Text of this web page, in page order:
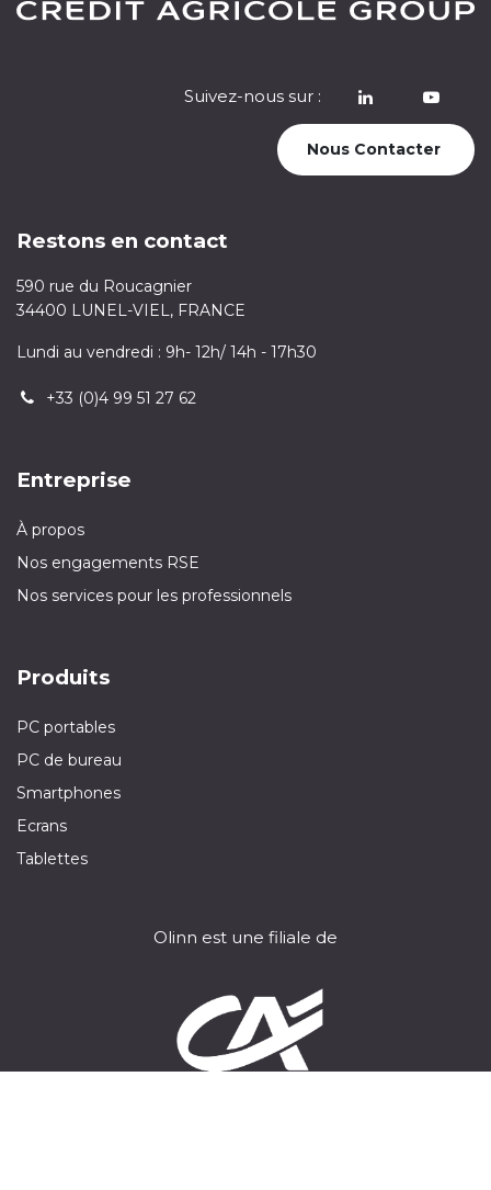
Suivez-nous sur :
Nous Contacter
Restons en contact
590 rue du Roucagnier
34400 LUNEL-VIEL, FRANCE
Lundi au vendredi : 9h- 12h/ 14h - 17h30
+33 (0)4 99 51 27 62
Entreprise
À propos
Nos engagements RSE
Nos services pour les professionnels
Produits
PC portables
PC de bureau
Smartphones
Ecrans
Tablettes
Olinn est une filiale de